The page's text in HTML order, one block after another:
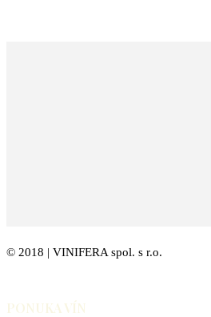
© 2018 | VINIFERA spol. s r.o.
PONUKA VÍN